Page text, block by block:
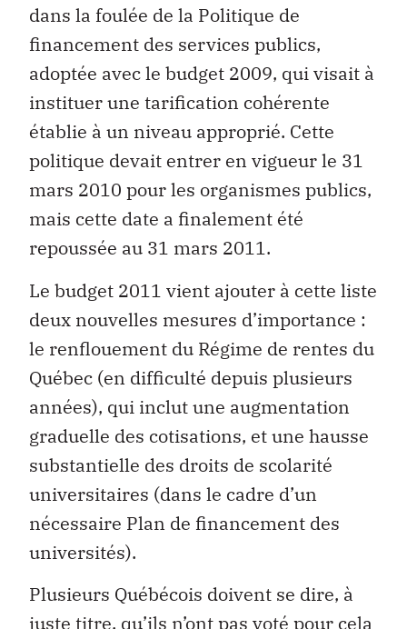
dans la foulée de la Politique de
financement des services publics,
adoptée avec le budget 2009, qui visait à
instituer une tarification cohérente
établie à un niveau approprié. Cette
politique devait entrer en vigueur le 31
mars 2010 pour les organismes publics,
mais cette date a finalement été
repoussée au 31 mars 2011.
Le budget 2011 vient ajouter à cette liste
deux nouvelles mesures d’importance :
le renflouement du Régime de rentes du
Québec (en difficulté depuis plusieurs
années), qui inclut une augmentation
graduelle des cotisations, et une hausse
substantielle des droits de scolarité
universitaires (dans le cadre d’un
nécessaire Plan de financement des
universités).
Plusieurs Québécois doivent se dire, à
juste titre, qu’ils n’ont pas voté pour cela